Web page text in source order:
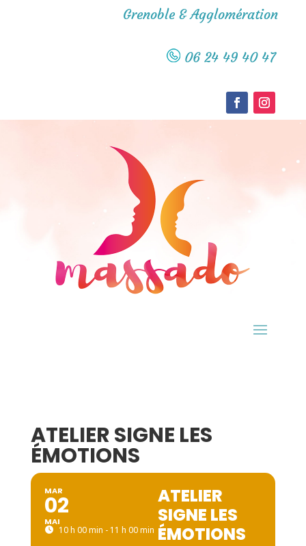
Grenoble & Agglomération
06 24 49 40 47
ATELIER SIGNE LES
ÉMOTIONS
MAR
02
MAI
10 h 00 min - 11 h 00 min
ATELIER
SIGNE LES
ÉMOTIONS